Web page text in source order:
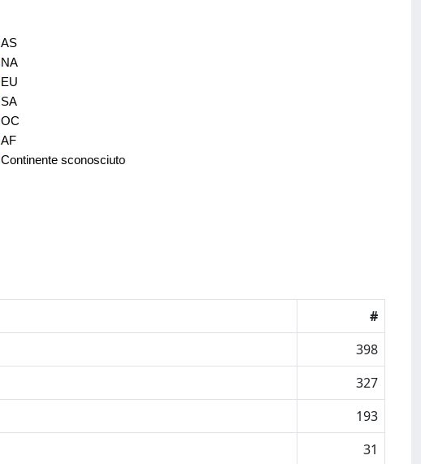
AS
NA
EU
SA
OC
AF
Continente sconosciuto
#
398
327
193
31